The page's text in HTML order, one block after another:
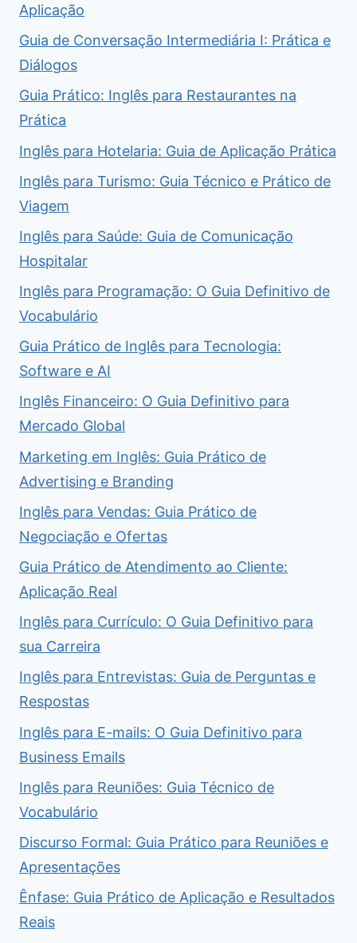
Aplicação
Guia de Conversação Intermediária I: Prática e
Diálogos
Guia Prático: Inglês para Restaurantes na
Prática
Inglês para Hotelaria: Guia de Aplicação Prática
Inglês para Turismo: Guia Técnico e Prático de
Viagem
Inglês para Saúde: Guia de Comunicação
Hospitalar
Inglês para Programação: O Guia Definitivo de
Vocabulário
Guia Prático de Inglês para Tecnologia:
Software e AI
Inglês Financeiro: O Guia Definitivo para
Mercado Global
Marketing em Inglês: Guia Prático de
Advertising e Branding
Inglês para Vendas: Guia Prático de
Negociação e Ofertas
Guia Prático de Atendimento ao Cliente:
Aplicação Real
Inglês para Currículo: O Guia Definitivo para
sua Carreira
Inglês para Entrevistas: Guia de Perguntas e
Respostas
Inglês para E-mails: O Guia Definitivo para
Business Emails
Inglês para Reuniões: Guia Técnico de
Vocabulário
Discurso Formal: Guia Prático para Reuniões e
Apresentações
Ênfase: Guia Prático de Aplicação e Resultados
Reais